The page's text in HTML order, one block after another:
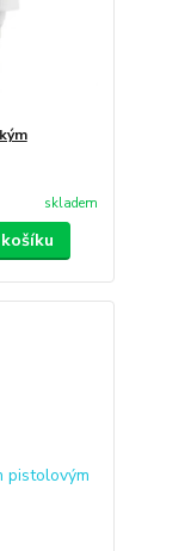
skladem